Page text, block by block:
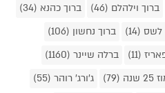
ברוך וילהלם (46)
ברוך כהנא (34)
(14)
ברוך נחשון (106)
(11)
ברלה שיינר (1160)
(79)
ג'ורג' רוהר (55)